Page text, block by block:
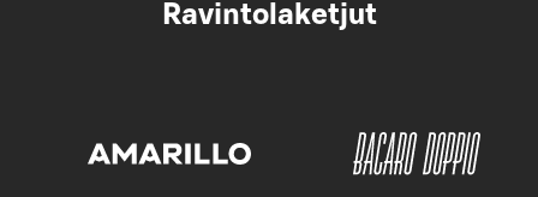
Ravintolaketjut